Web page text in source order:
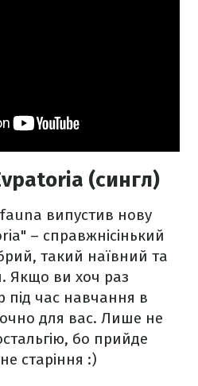
(сингл)
випустив нову
– справжнісінький
такий наївний та
Якщо ви хоч раз
під час навчання в
для вас. Лише не
бо прийде
старіння :)